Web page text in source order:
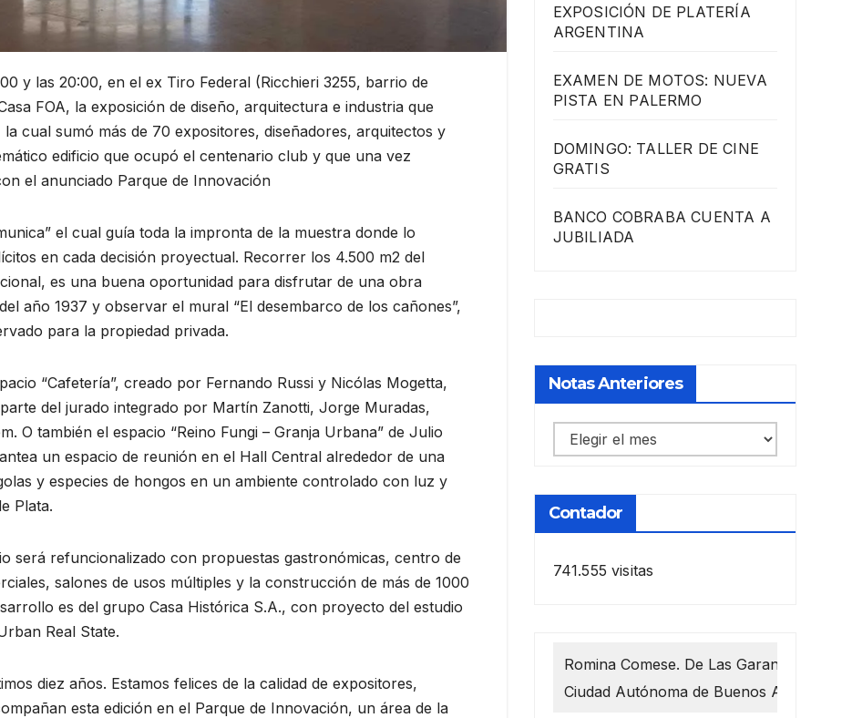
y las 20:00, en el ex Tiro Federal (Ricchieri 3255, barrio de
FOA, la exposición de diseño, arquitectura e industria que
cual sumó más de 70 expositores, diseñadores, arquitectos y
edificio que ocupó el centenario club y que una vez
el anunciado Parque de Innovación
el cual guía toda la impronta de la muestra donde lo
en cada decisión proyectual. Recorrer los 4.500 m2 del
es una buena oportunidad para disfrutar de una obra
año 1937 y observar el mural “El desembarco de los cañones”,
para la propiedad privada.
“Cafetería”, creado por Fernando Russi y Nicólas Mogetta,
del jurado integrado por Martín Zanotti, Jorge Muradas,
O también el espacio “Reino Fungi – Granja Urbana” de Julio
un espacio de reunión en el Hall Central alrededor de una
y especies de hongos en un ambiente controlado con luz y
Plata.
será refuncionalizado con propuestas gastronómicas, centro de
salones de usos múltiples y la construcción de más de 1000
es del grupo Casa Histórica S.A., con proyecto del estudio
Real State.
diez años. Estamos felices de la calidad de expositores,
esta edición en el Parque de Innovación, un área de la
EXPOSICIÓN DE PLATERÍA
ARGENTINA
EXAMEN DE MOTOS: NUEVA
PISTA EN PALERMO
DOMINGO: TALLER DE CINE
GRATIS
BANCO COBRABA CUENTA A
JUBILIADA
Notas Anteriores
Notas
anteriores
Contador
741.555 visitas
Romina Comese. De Las Garantías 1218
Ciudad Autónoma de Buenos Aires